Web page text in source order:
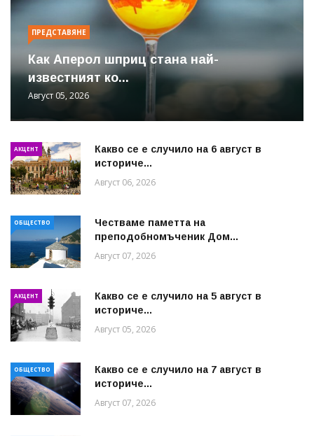
ПРЕДСТАВЯНЕ
Как Аперол шприц стана най-
известният ко...
Август 05, 2026
АКЦЕНТ
Какво се е случило на 6 август в
историче...
Август 06, 2026
ОБЩЕСТВО
Честваме паметта на
преподобномъченик Дом...
Август 07, 2026
АКЦЕНТ
Какво се е случило на 5 август в
историче...
Август 05, 2026
ОБЩЕСТВО
Какво се е случило на 7 август в
историче...
Август 07, 2026